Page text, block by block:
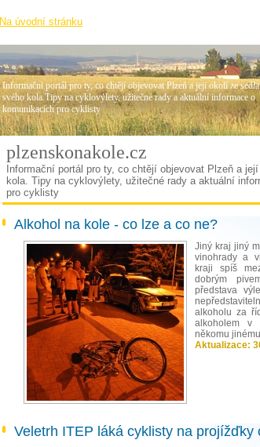
Na úvodní stránku
Informační portál pro ty, co chtějí objevovat Plzeň a její okolí ze sedla
svého kola.Tipy na cyklovýlety, užitečné rady a aktuální informace o
komunikacích pro cyklisty
plzenskonakole.cz
Informační portál pro ty, co chtějí objevovat Plzeň a
kola. Tipy na cyklovýlety, užitečné rady a aktuální
pro cyklisty
Alkohol na kole - co lze a co ne?
Jiný kraj jiný
vinohrady a
kraji spíš
dobrým
představa
alkoholu za
alkoholem v
někomu
Aktualizace:
Veletrh ITEP láká cyklisty na projížďky